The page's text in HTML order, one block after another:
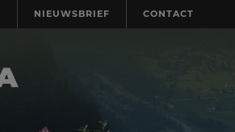
NIEUWSBRIEF CONTACT